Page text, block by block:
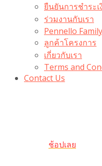
ยืนยันการชำระเ
ร่วมงานกับเรา
Pennello Family
ลูกค้าโครงการ
เกี่ยวกับเรา
Terms and
Contact Us
ช้อปเลย